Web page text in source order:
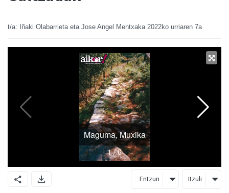
t/a: Iñaki Olabarrieta eta Jose Angel Mentxaka 2022ko urriaren 7a
Entzun Itzuli